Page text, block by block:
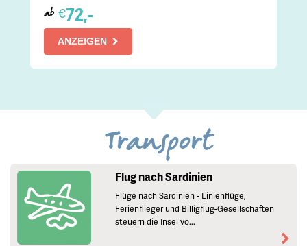
ab €72,-
ANZEIGEN
Transport
Flug nach Sardinien
Flüge nach Sardinien - Linienflüge,
Ferienflieger und Billigflug-Gesellschaften
steuern die Insel vo...